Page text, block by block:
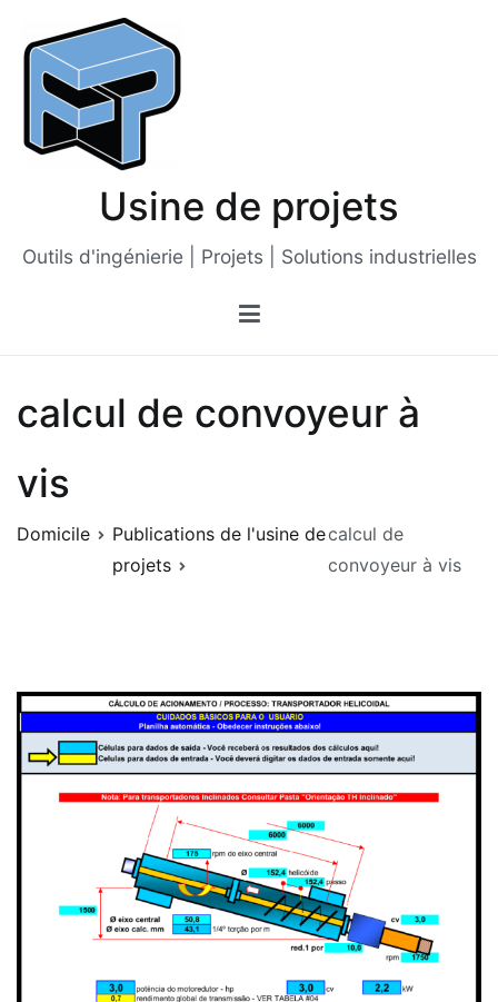
contenu
Usine de projets
Outils d'ingénierie | Projets | Solutions industrielles
calcul de convoyeur à
vis
Domicile
Publications de l'usine de
projets
calcul de
convoyeur à vis